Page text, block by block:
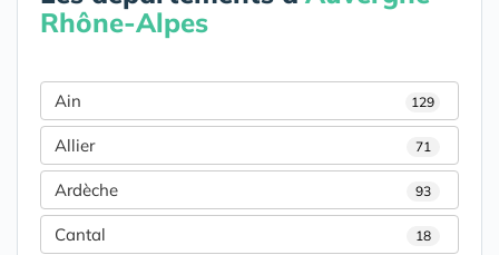
Rhône-Alpes
Ain 129
Allier 71
Ardèche 93
Cantal 18